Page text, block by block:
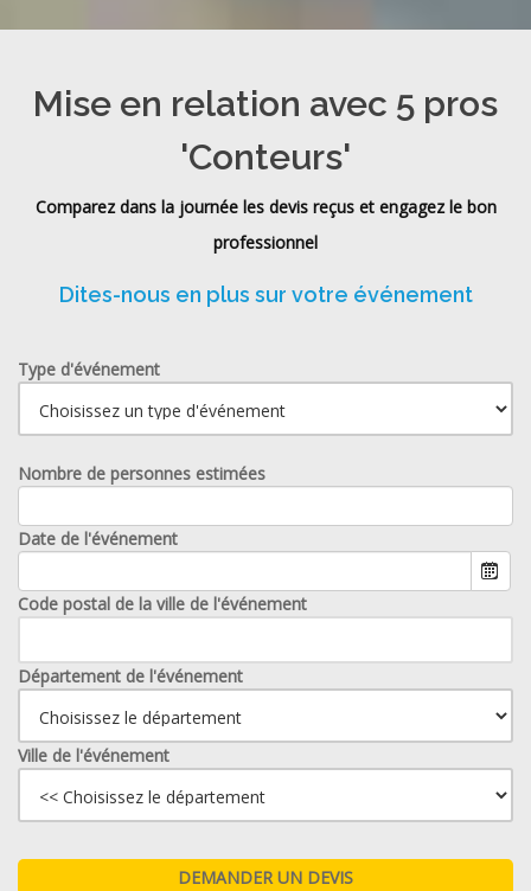
Mise en relation avec 5 pros
'Conteurs'
Comparez dans la journée les devis reçus et engagez le bon
professionnel
Dites-nous en plus sur votre événement
Type d'événement
Nombre de personnes estimées
Date de l'événement
Code postal de la ville de l'événement
Département de l'événement
Ville de l'événement